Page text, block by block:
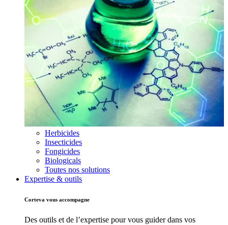
Herbicides
Insecticides
Fongicides
Biologicals
Toutes nos solutions
Expertise & outils
Corteva vous accompagne
Des outils et de l’expertise pour vous guider dans vos